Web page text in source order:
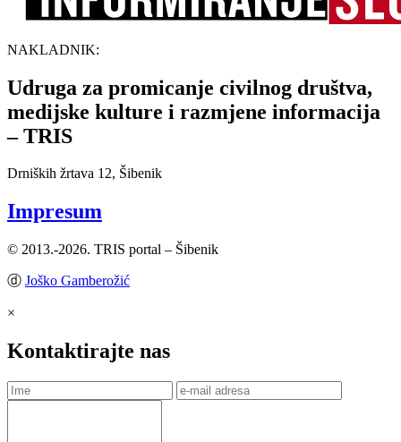
NAKLADNIK:
Udruga za promicanje civilnog društva,
medijske kulture i razmjene informacija
– TRIS
Drniških žrtava 12, Šibenik
Impresum
© 2013.-2026. TRIS portal – Šibenik
ⓓ Joško Gamberožić
×
Kontaktirajte nas